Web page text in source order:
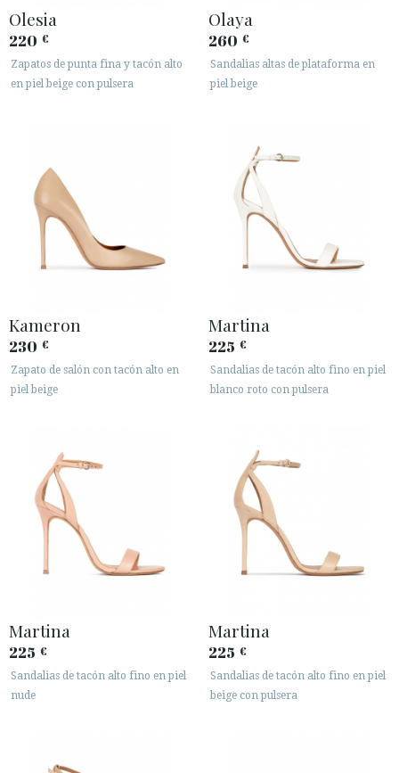
Olesia
220 €
Zapatos de punta fina y tacón alto
en piel beige con pulsera
Olaya
260 €
Sandalias altas de plataforma en
piel beige
Kameron
230 €
Zapato de salón con tacón alto en
piel beige
Martina
225 €
Sandalias de tacón alto fino en piel
blanco roto con pulsera
Martina
225 €
Sandalias de tacón alto fino en piel
nude
Martina
225 €
Sandalias de tacón alto fino en piel
beige con pulsera